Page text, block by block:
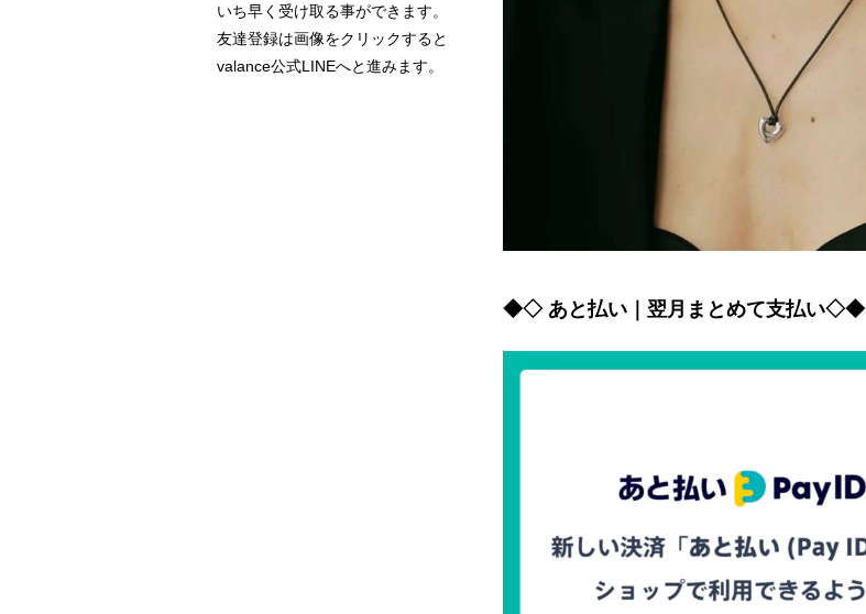
◆◇ あと払い｜翌月まとめて支払い◇◆
いち早く受け取る事ができます。
友達登録は画像をクリックすると
valance公式LINEへと進みます。